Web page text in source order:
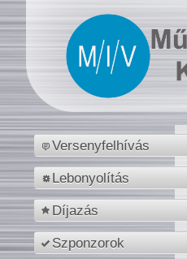
Versenyfelhívás
Lebonyolítás
Díjazás
Szponzorok